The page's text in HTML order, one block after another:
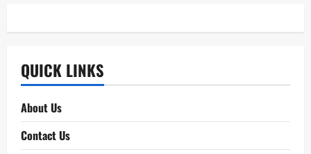
QUICK LINKS
About Us
Contact Us